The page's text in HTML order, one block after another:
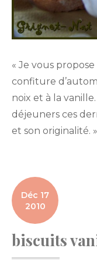
« Je vous
confiture
noix et à la
déjeuners ces
et son originalité. »
Déc 17
2010
biscuits